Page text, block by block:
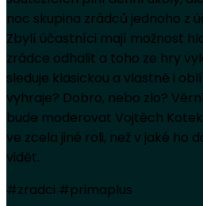
noc skupina zrádců jednoho z
Zbylí účastníci mají možnost
zrádce odhalit a toho ze hry
sleduje klasickou a vlastně i
vyhraje? Dobro, nebo zlo?
bude moderovat Vojtěch
ve zcela jiné roli, než v jaké ho
vidět.
#zradci #primaplus